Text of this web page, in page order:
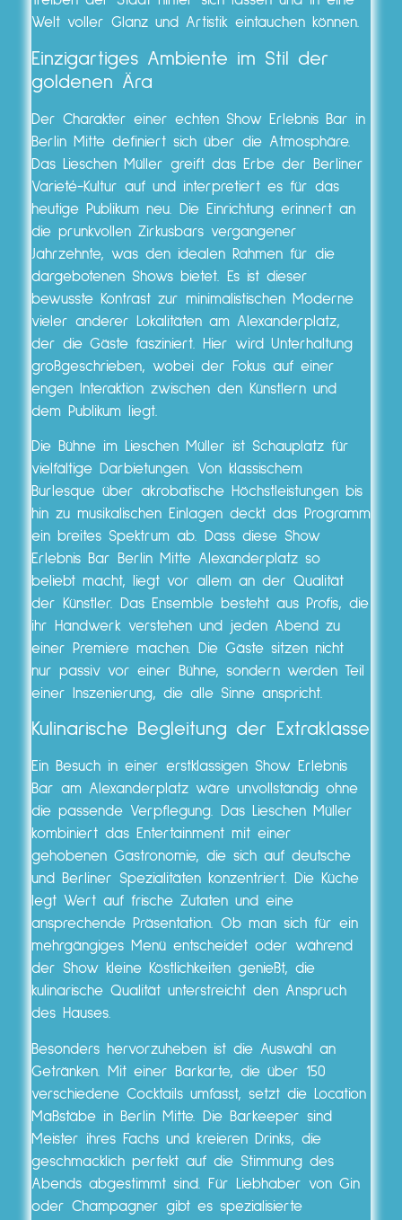
Welt voller Glanz und Artistik eintauchen können.
Einzigartiges Ambiente im Stil der
goldenen Ära
Der Charakter einer echten Show Erlebnis Bar in
Berlin Mitte definiert sich über die Atmosphäre.
Das Lieschen Müller greift das Erbe der Berliner
Varieté-Kultur auf und interpretiert es für das
heutige Publikum neu. Die Einrichtung erinnert an
die prunkvollen Zirkusbars vergangener
Jahrzehnte, was den idealen Rahmen für die
dargebotenen Shows bietet. Es ist dieser
bewusste Kontrast zur minimalistischen Moderne
vieler anderer Lokalitäten am Alexanderplatz,
der die Gäste fasziniert. Hier wird Unterhaltung
großgeschrieben, wobei der Fokus auf einer
engen Interaktion zwischen den Künstlern und
dem Publikum liegt.
Die Bühne im Lieschen Müller ist Schauplatz für
vielfältige Darbietungen. Von klassischem
Burlesque über akrobatische Höchstleistungen bis
hin zu musikalischen Einlagen deckt das Programm
ein breites Spektrum ab. Dass diese Show
Erlebnis Bar Berlin Mitte Alexanderplatz so
beliebt macht, liegt vor allem an der Qualität
der Künstler. Das Ensemble besteht aus Profis, die
ihr Handwerk verstehen und jeden Abend zu
einer Premiere machen. Die Gäste sitzen nicht
nur passiv vor einer Bühne, sondern werden Teil
einer Inszenierung, die alle Sinne anspricht.
Kulinarische Begleitung der Extraklasse
Ein Besuch in einer erstklassigen Show Erlebnis
Bar am Alexanderplatz wäre unvollständig ohne
die passende Verpflegung. Das Lieschen Müller
kombiniert das Entertainment mit einer
gehobenen Gastronomie, die sich auf deutsche
und Berliner Spezialitäten konzentriert. Die Küche
legt Wert auf frische Zutaten und eine
ansprechende Präsentation. Ob man sich für ein
mehrgängiges Menü entscheidet oder während
der Show kleine Köstlichkeiten genießt, die
kulinarische Qualität unterstreicht den Anspruch
des Hauses.
Besonders hervorzuheben ist die Auswahl an
Getränken. Mit einer Barkarte, die über 150
verschiedene Cocktails umfasst, setzt die Location
Maßstäbe in Berlin Mitte. Die Barkeeper sind
Meister ihres Fachs und kreieren Drinks, die
geschmacklich perfekt auf die Stimmung des
Abends abgestimmt sind. Für Liebhaber von Gin
oder Champagner gibt es spezialisierte